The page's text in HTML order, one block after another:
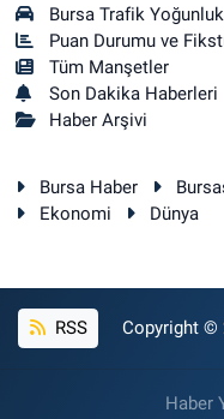
Bursa Trafik
Puan Durumu ve
Tüm Manşetler
Son Dakika Haberleri
Haber Arşivi
Bursa Haber
Ekonomi
Dünya
RSS Copyright ©
Haber